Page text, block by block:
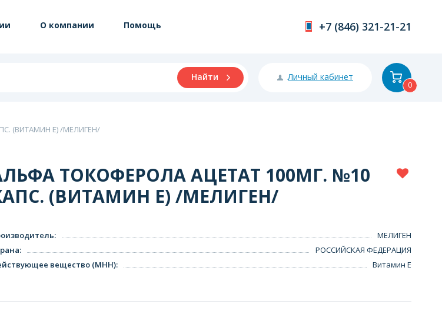
О компании Помощь +7 (846) 321-21-21
Найти Личный кабинет
0
(ВИТАМИН Е) /МЕЛИГЕН/
ТОКОФЕРОЛА АЦЕТАТ 100МГ. №10
(ВИТАМИН Е) /МЕЛИГЕН/
:
МЕЛИГЕН
:
РОССИЙСКАЯ ФЕДЕРАЦИЯ
вещество (МНН): Витамин Е